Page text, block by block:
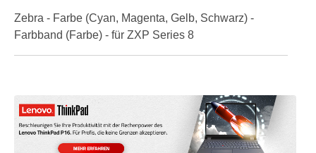
Zebra - Farbe (Cyan, Magenta, Gelb, Schwarz) -
Farbband (Farbe) - für ZXP Series 8